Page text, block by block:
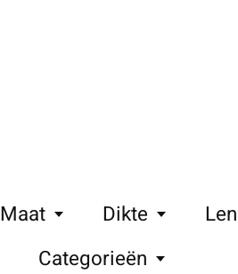
Maat Dikte
Categorieën